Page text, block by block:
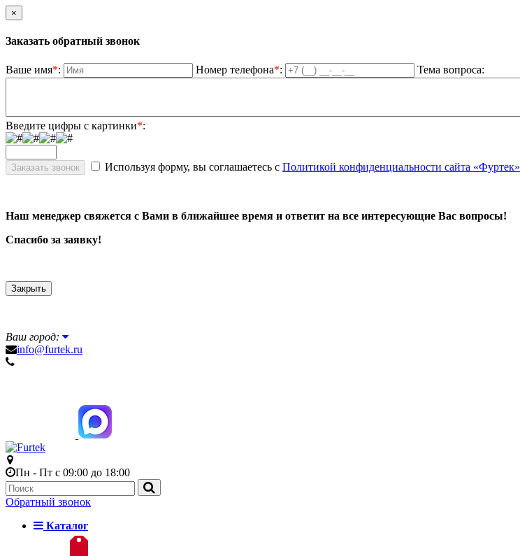
×
Заказать обратный звонок
Ваше имя*: Номер телефона*: Тема вопроса:
Введите цифры с картинки*:
Используя форму, вы соглашаетесь с Политикой конфиденциальности сайта «Фуртек»
Наш менеджер свяжется с Вами в ближайшее время и ответит на все интересующие Вас вопросы!
Спасибо за заявку!
Закрыть
Ваш город:
info@furtek.ru
Пн - Пт с 09:00 до 18:00
Обратный звонок
Каталог